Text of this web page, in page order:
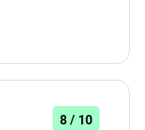
8 / 10